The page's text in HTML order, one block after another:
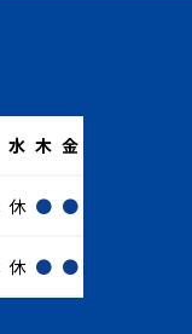
水 木 金
休 ● ●
休 ● ●